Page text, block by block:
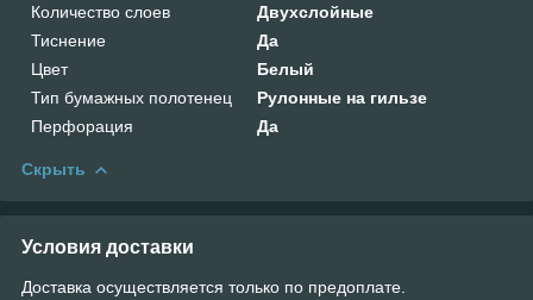
Количество слоев
Двухслойные
Тиснение
Да
Цвет
Белый
Тип бумажных полотенец
Рулонные на гильзе
Перфорация
Да
Скрыть
Условия доставки
Доставка осуществляется только по предоплате.